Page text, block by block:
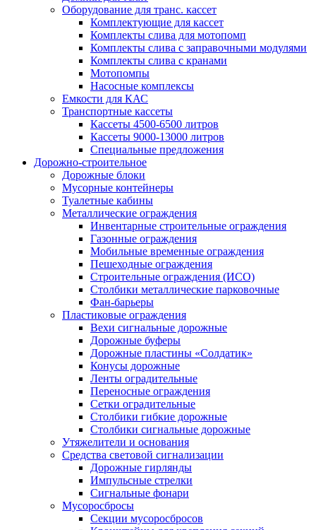
Оборудование для транс. кассет
Комплектующие для кассет
Комплекты слива для мотопомп
Комплекты слива с заправочными модулями
Комплекты слива с кранами
Мотопомпы
Насосные комплексы
Емкости для КАС
Транспортные кассеты
Кассеты 4500-6500 литров
Кассеты 9000-13000 литров
Специальные предложения
Дорожно-строительное
Дорожные блоки
Мусорные контейнеры
Туалетные кабины
Металлические ограждения
Инвентарные строительные ограждения
Газонные ограждения
Мобильные временные ограждения
Пешеходные ограждения
Строительные ограждения (ИСО)
Столбики металлические парковочные
Фан-барьеры
Пластиковые ограждения
Вехи сигнальные дорожные
Дорожные буферы
Дорожные пластины «Солдатик»
Конусы дорожные
Ленты оградительные
Переносные ограждения
Сетки оградительные
Столбики гибкие дорожные
Столбики сигнальные дорожные
Утяжелители и основания
Средства световой сигнализации
Дорожные гирлянды
Импульсные стрелки
Сигнальные фонари
Мусоросбросы
Секции мусоросбросов